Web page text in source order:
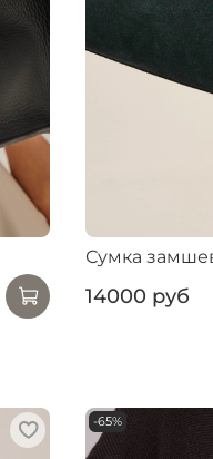
Сумка
14000 руб
-65%